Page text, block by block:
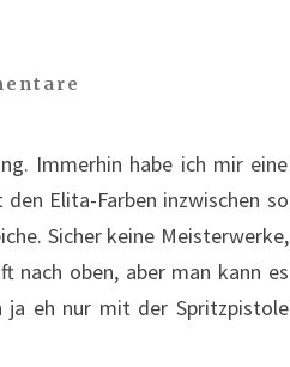
Immerhin habe ich mir eine
Elita-Farben inzwischen so
Sicher keine Meisterwerke,
nach oben, aber man kann es
ja eh nur mit der Spritzpistole